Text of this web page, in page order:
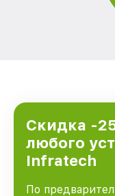
Скидка -
любого
Infratech
По